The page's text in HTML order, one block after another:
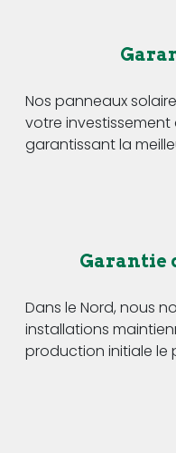
Nos panneaux
votre investissement
garantissant la
Garantie
Dans le Nord, nous
installations
production initiale le